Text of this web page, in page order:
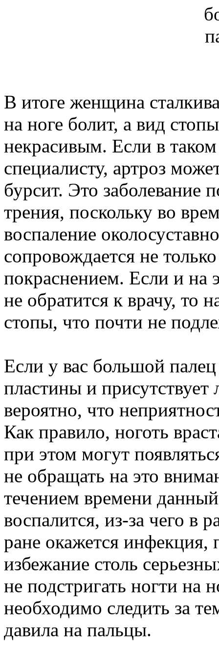
В итоге женщина
на ноге болит, а вид
некрасивым. Если в
специалисту, артроз
бурсит. Это заболевание
трения, поскольку во
воспаление
сопровождается не
покраснением. Если и на
не обратится к врачу, то
стопы, что почти не
Если у вас большой
пластины и присутствует
вероятно, что
Как правило, ноготь
при этом могут
не обращать на это
течением времени
воспалится, из-за чего в
ране окажется инфекция,
избежание столь
не подстригать ногти на
необходимо следить за
давила на пальцы.